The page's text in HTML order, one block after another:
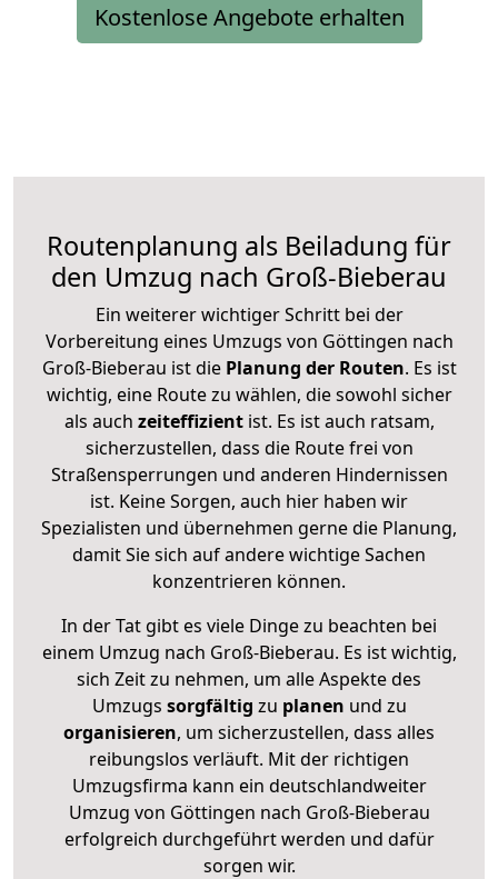
Kostenlose Angebote erhalten
Routenplanung als Beiladung für
den Umzug nach Groß-Bieberau
Ein weiterer wichtiger Schritt bei der
Vorbereitung eines Umzugs von Göttingen nach
Groß-Bieberau ist diePlanung der Routen. Es ist
wichtig, eine Route zu wählen, die sowohl sicher
als auch zeiteffizientist. Es ist auch ratsam,
sicherzustellen, dass die Route frei von
Straßensperrungen und anderen Hindernissen
ist. Keine Sorgen, auch hier haben wir
Spezialisten und übernehmen gerne die Planung,
damit Sie sich auf andere wichtige Sachen
konzentrieren können.
In der Tat gibt es viele Dinge zu beachten bei
einem Umzug nach Groß-Bieberau. Es ist wichtig,
sich Zeit zu nehmen, um alle Aspekte des
Umzugs sorgfältig zu planen und zu
organisieren, um sicherzustellen, dass alles
reibungslos verläuft. Mit der richtigen
Umzugsfirma kann ein deutschlandweiter
Umzug von Göttingen nach Groß-Bieberau
erfolgreich durchgeführt werden und dafür
sorgen wir.